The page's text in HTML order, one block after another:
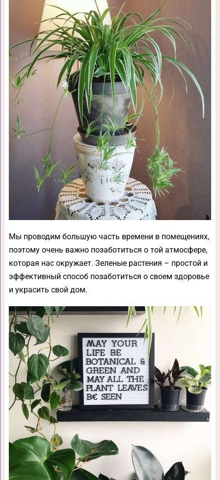
Мы проводим большую часть времени в помещениях,
поэтому очень важно позаботиться о той атмосфере,
которая нас окружает. Зеленые растения – простой и
эффективный способ позаботиться о своем здоровье
и украсить свой дом.